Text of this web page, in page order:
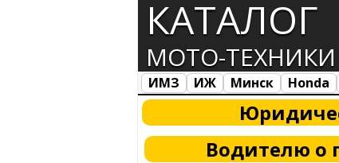
КАТАЛОГ
МОТО-ТЕХНИКИ
ИМЗ ИЖ Минск Honda
Все марки
Загрузка...
Водителю о